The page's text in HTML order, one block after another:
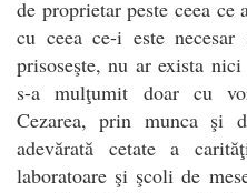
de proprietar peste ceea
cu ceea ce-i este
prisoseşte, nu ar exista
s-a mulţumit doar cu
Cezarea, prin munca
adevărată cetate a
laboratoare şi şcoli de